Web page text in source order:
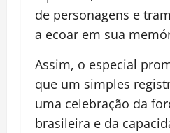
de personagens e
a ecoar em sua
Assim, o especial
que um simples
uma celebração da
brasileira e da